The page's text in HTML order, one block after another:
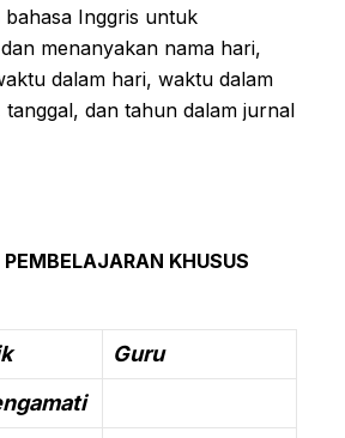
bahasa Inggris untuk
menanyakan nama hari,
dalam hari, waktu dalam
dan tahun dalam jurnal
KHUSUS
Guru